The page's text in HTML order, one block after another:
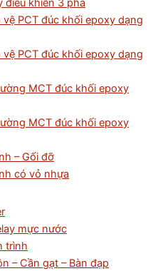
điều khiển 3 pha
vệ PCT đúc khối epoxy dạng
vệ PCT đúc khối epoxy dạng
MCT đúc khối epoxy
MCT đúc khối epoxy
– Gối đỡ
có vỏ nhựa
mực nước
trình
– Cần gạt – Bàn đạp